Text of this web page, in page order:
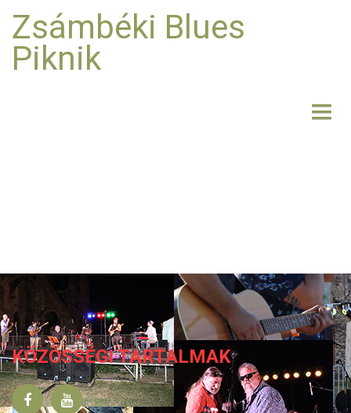
Zsámbéki Blues
Piknik
FOTO
RÓLUNK
ELÉRHETŐSÉG
KÖZÖSSÉGI TARTALMAK